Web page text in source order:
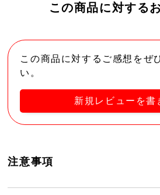
この商品に対する
この商品に対するご感想をぜ
い。
新規レビューを書
注意事項